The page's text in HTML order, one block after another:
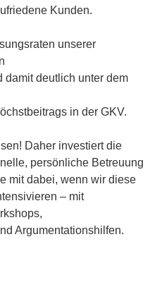
Kunden.
unserer
damit deutlich unter dem
in der GKV.
Daher investiert die
persönliche Betreuung
mit dabei, wenn wir diese
– mit
Argumentationshilfen.